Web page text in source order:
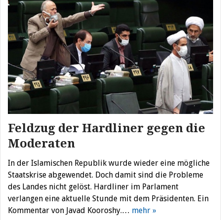
Feldzug der Hardliner gegen die
Moderaten
In der Islamischen Republik wurde wieder eine mögliche
Staatskrise abgewendet. Doch damit sind die Probleme
des Landes nicht gelöst. Hardliner im Parlament
verlangen eine aktuelle Stunde mit dem Präsidenten. Ein
Kommentar von Javad Kooroshy.… mehr »